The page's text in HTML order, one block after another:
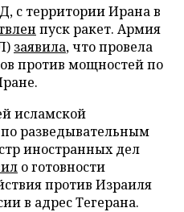
с территории Ирана в
пуск ракет. Армия
заявила, что провела
против мощностей по
исламской
разведывательным
иностранных дел
о готовности
против Израиля
в адрес Тегерана.